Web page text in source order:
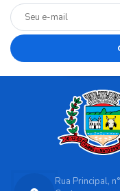
Rua Principal,